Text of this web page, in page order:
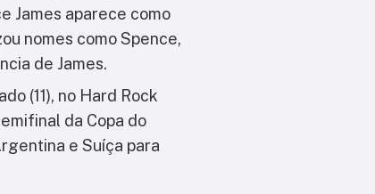
James aparece como
nomes como Spence,
de James.
(11), no Hard Rock
da Copa do
e Suíça para